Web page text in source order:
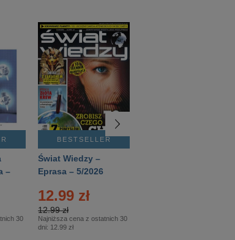
–
30
BESTSELLER
Świat Wiedzy –
Eprasa – 5/2026
12.99 zł
12.99 zł
Najniższa cena z ostatnich 30
dni: 12.99 zł